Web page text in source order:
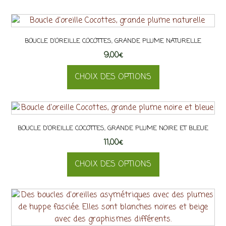
être
choisies
sur
la
page
du
BOUCLE D’OREILLE COCOTTES, GRANDE PLUME NATURELLE
9,00€
CHOIX DES OPTIONS
produit
plusieurs
variations.
Les
options
peuvent
être
choisies
sur
BOUCLE D’OREILLE COCOTTES, GRANDE PLUME NOIRE ET BLEUE
11,00€
CHOIX DES OPTIONS
produit
a
plusieurs